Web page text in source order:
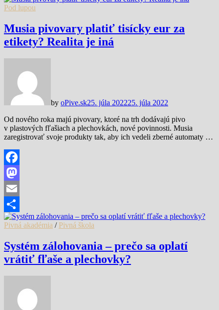
Pod lupou
Musia pivovary platiť tisícky eur za
etikety? Realita je iná
by oPive.sk25. júla 202225. júla 2022
Od nového roka majú pivovary, ktoré na trh dodávajú pivo
v plastových fľašiach a plechovkách, nové povinnosti. Musia
zaregistrovať svoje produkty tak, aby ich vedeli zberné automaty …
Facebook
Mastodon
Email
Share
Pivná akadémia / Pivná škola
Systém zálohovania – prečo sa oplatí
vrátiť fľaše a plechovky?